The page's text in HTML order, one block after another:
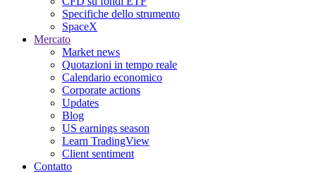
Specifiche dello strumento
SpaceX
Mercato
Market news
Quotazioni in tempo reale
Calendario economico
Corporate actions
Updates
Blog
US earnings season
Learn TradingView
Client sentiment
Contatto